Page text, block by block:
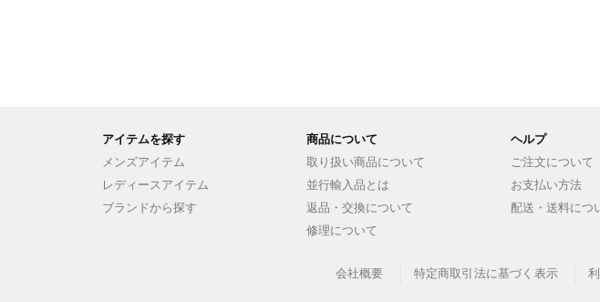
アイテムを探す
メンズアイテム
レディースアイテム
ブランドから探す
商品について
取り扱い商品について
並行輸入品とは
返品・交換について
修理について
ヘルプ
ご注文について
お支払い方法
配送・送料につ
会社概要 特定商取引法に基づく表示